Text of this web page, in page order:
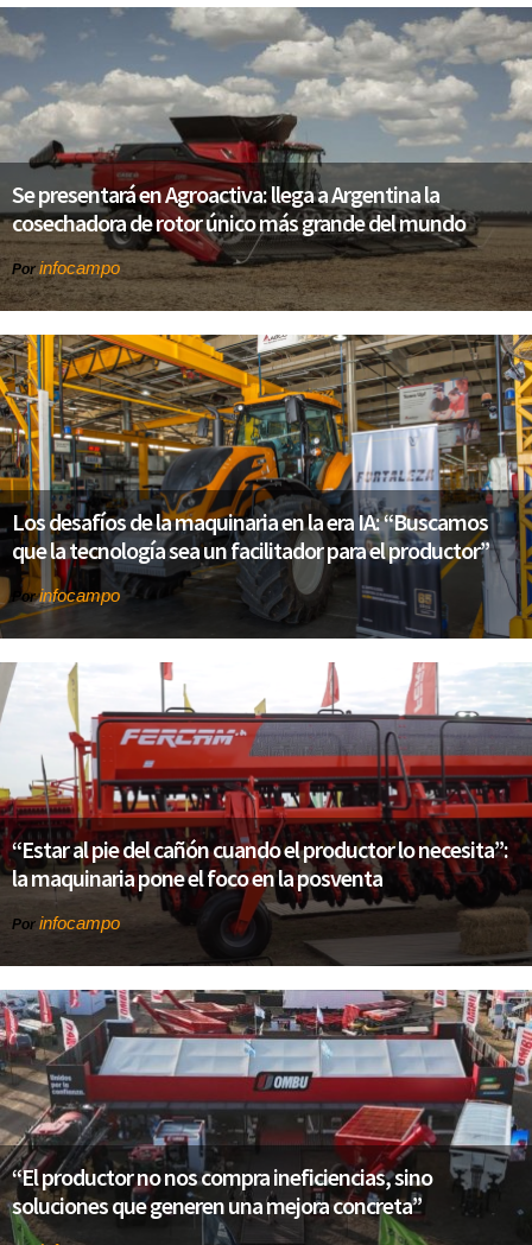
Se presentará en Agroactiva: llega a Argentina la
cosechadora de rotor único más grande del mundo
Porinfocampo
Los desafíos de la maquinaria en la era IA: “Buscamos
que la tecnología sea un facilitador para el productor”
Porinfocampo
“Estar al pie del cañón cuando el productor lo necesita”:
la maquinaria pone el foco en la posventa
Por infocampo
“El productor no nos compra ineficiencias, sino
soluciones que generen una mejora concreta”